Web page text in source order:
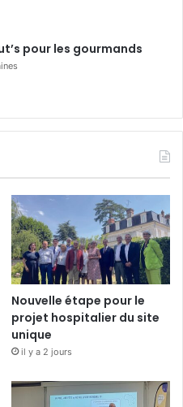
pour les gourmands
Nouvelle étape pour le
projet hospitalier du site
unique
il y a 2 jours